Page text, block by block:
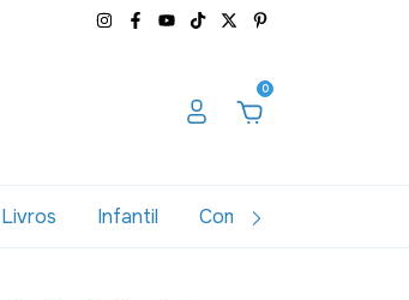
0
Livros Infantil Combos